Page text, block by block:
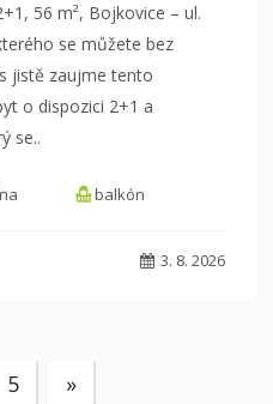
56 m², Bojkovice – ul.
se můžete bez
jistě zaujme tento
o dispozici 2+1 a
se..
balkón
3. 8. 2026
5 »